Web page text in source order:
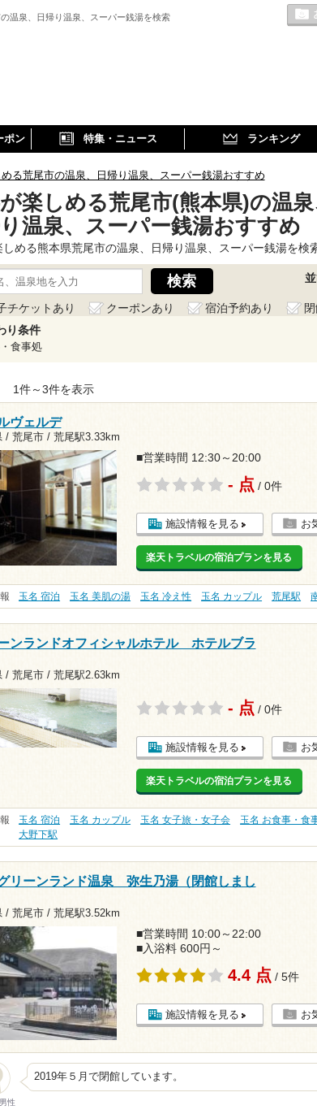
温泉、日帰り温泉、スーパー銭湯を検索
ポン 特集・ニュース ランキング
る荒尾市の温泉、日帰り温泉、スーパー銭湯おすすめ
楽しめる荒尾市(熊本県)の温泉
り温泉、スーパー銭湯おすすめ
しめる熊本県荒尾市の温泉、日帰り温泉、スーパー銭湯を検
チケットあり クーポンあり 宿泊予約あり
り条件
食事処
1件～3件を表示
ヴェルデ
/ 荒尾市 / 荒尾駅3.33km
■営業時間 12:30～20:00
- 点 / 0件
施設情報を見る お
楽天トラベルの宿泊プランを見る
玉名 宿泊 玉名 美肌の湯 玉名 冷え性 玉名 カップル 荒尾駅
ンランドオフィシャルホテル ホテルブラ
/ 荒尾市 / 荒尾駅2.63km
- 点 / 0件
施設情報を見る お
楽天トラベルの宿泊プランを見る
玉名 宿泊 玉名 カップル 玉名 女子旅・女子会 玉名 お食事・食
大野下駅
リーンランド温泉 弥生乃湯（閉館しまし
/ 荒尾市 / 荒尾駅3.52km
■営業時間 10:00～22:00
■入浴料 600円～
4.4 点 / 5件
施設情報を見る お
性
2019年５月で閉館しています。